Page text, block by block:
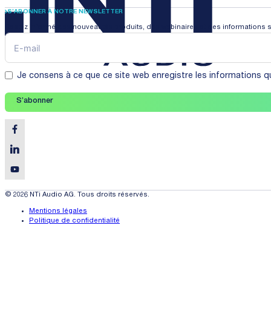
S’ABONNER À NOTRE NEWSLETTER
Restez informé des nouveautés produits, des webinaires et des informations
Je consens à ce que ce site web enregistre les informations
S’abonner
© 2026 NTi Audio AG. Tous droits réservés.
Mentions légales
Politique de confidentialité